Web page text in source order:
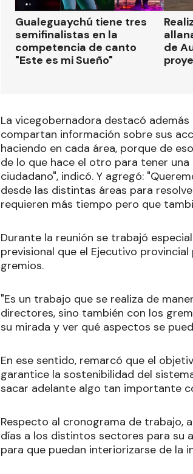
Gualeguaychú tiene tres
semifinalistas en la
competencia de canto
"Este es mi Sueño"
de
La vicegobernadora destacó
compartan información sobre sus
haciendo en cada área, porque de
de lo que hace el otro para tener
ciudadano", indicó. Y agregó:
desde las distintas áreas para
requieren más tiempo pero que
Durante la reunión se trabajó
previsional que el Ejecutivo
gremios.
"Es un trabajo que se realiza de
directores, sino también con los
su mirada y ver qué aspectos se
En ese sentido, remarcó que el
garantice la sostenibilidad del
sacar adelante algo tan importante
Respecto al cronograma de trabajo,
días a los distintos sectores para su
para que puedan interiorizarse de la